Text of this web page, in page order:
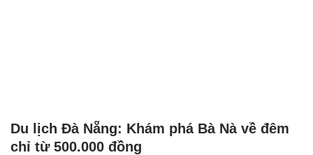
Du lịch Đà Nẵng: Khám phá Bà Nà về đêm
chỉ từ 500.000 đồng